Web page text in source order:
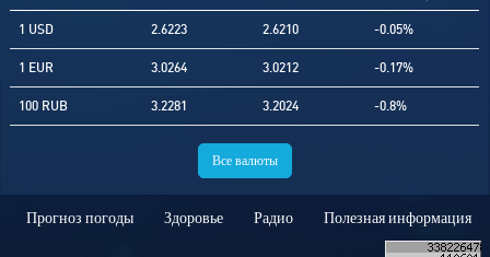
1 USD 2.6223 2.6210 -0.05%
1 EUR 3.0264 3.0212 -0.17%
100 RUB 3.2281 3.2024 -0.8%
Все валюты
Прогноз погоды Здоровье Радио Полезная информация